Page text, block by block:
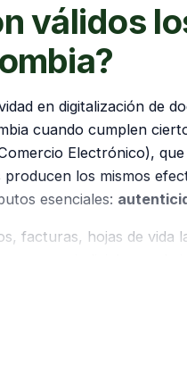
válidos
en digitalización de
cuando cumplen
Electrónico),
producen los mismos
esenciales:
facturas, hojas de vida